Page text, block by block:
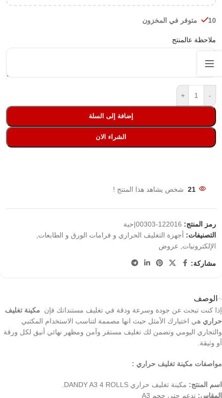
10 متوفر في المخزون
ملاحظة عالمنتج
-
+
إضافة إلى السلة
الشراء الان
21 شخص يشاهد هذا المنتج !
رمز المنتج: 122016-00303|حبة
التصنيفات: أجهزة التغليف الحراري و فرامات الورق و الطابعات,
الإلكترونيات, عروض
مشاركة:
الوصف
إذا كنت تبحث عن جودة وسرعة ودقة في تغليف مستنداتك فإن
مكينة تغليف
حراري هي اختيارك الأمثل حيث انها مصممة لتناسب الاستخدام المكتبي
والتجاري اليومي وتضمن لك تغليف مستقر وآمن ومظهر نهائي أنيق لكل ورقة
أو وثيقة.
مواصفات مكينة تغليف حراري :
اسم المنتج: مكينة تغليف حراري DANDY A3 4 ROLLS.
المقاس: تدعم حتى حجم A3